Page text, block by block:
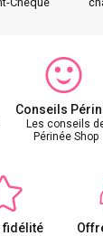
Conseils
Les conseils
Périnée Shop
fidélité